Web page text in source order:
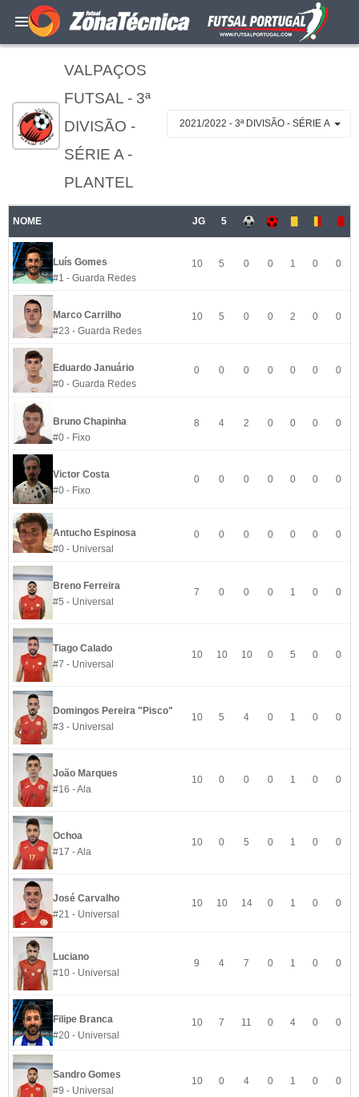
VALPAÇOS
FUTSAL - 3ª
DIVISÃO -
SÉRIE A -
PLANTEL
2021/2022 - 3ª DIVISÃO - SÉRIE A
NOME JG 5
Luís Gomes
#1 - Guarda Redes
10 5 0 0 1 0 0
Marco Carrilho
#23 - Guarda Redes
10 5 0 0 2 0 0
Eduardo Januário
#0 - Guarda Redes
0 0 0 0 0 0 0
Bruno Chapinha
#0 - Fixo
8 4 2 0 0 0 0
Victor Costa
#0 - Fixo
0 0 0 0 0 0 0
Antucho Espinosa
#0 - Universal
0 0 0 0 0 0 0
Breno Ferreira
#5 - Universal
7 0 0 0 1 0 0
Tiago Calado
#7 - Universal
10 10 10 0 5 0 0
Domingos Pereira "Pisco"
#3 - Universal
10 5 4 0 1 0 0
João Marques
#16 - Ala
10 0 0 0 1 0 0
Ochoa
#17 - Ala
10 0 5 0 1 0 0
José Carvalho
#21 - Universal
10 10 14 0 1 0 0
Luciano
#10 - Universal
9 4 7 0 1 0 0
Filipe Branca
#20 - Universal
10 7 11 0 4 0 0
Sandro Gomes
#9 - Universal
10 0 4 0 1 0 0